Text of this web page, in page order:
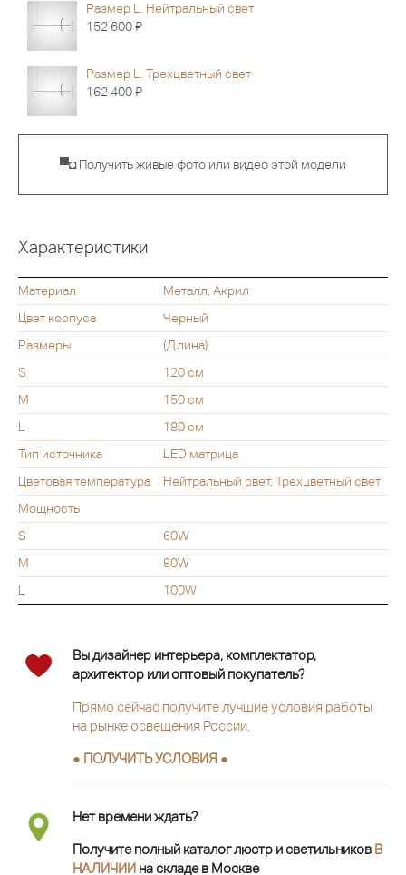
Размер L. Нейтральный свет
152 600Я
Размер L. Трехцветный свет
162 400Я
▀◘ Получить живые фото или видео этой модели
Характеристики
Материал
Металл, Акрил
Цвет корпуса
Черный
Размеры
(Длина)
S
120 см
M
150 см
L
180 см
Тип источника
LED матрица
Цветовая температура
Нейтральный свет, Трехцветный свет
Мощность
S
60W
M
80W
L
100W
Вы дизайнер интерьера, комплектатор,
архитектор или оптовый покупатель?
Прямо сейчас получите лучшие условия работы
на рынке освещения России.
● ПОЛУЧИТЬ УСЛОВИЯ ●
Нет времени ждать?
Получите полный каталог люстр и светильников В
НАЛИЧИИ на складе в Москве